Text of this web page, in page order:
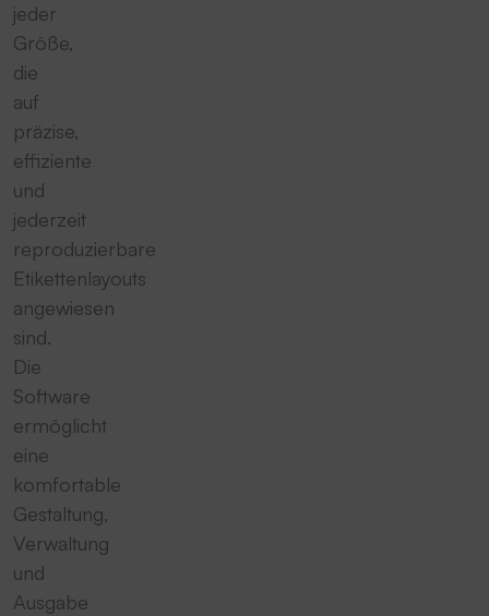
jeder
Größe,
die
auf
präzise,
effiziente
und
jederzeit
reproduzierbare
Etikettenlayouts
angewiesen
sind.
Die
Software
ermöglicht
eine
komfortable
Gestaltung,
Verwaltung
und
Ausgabe